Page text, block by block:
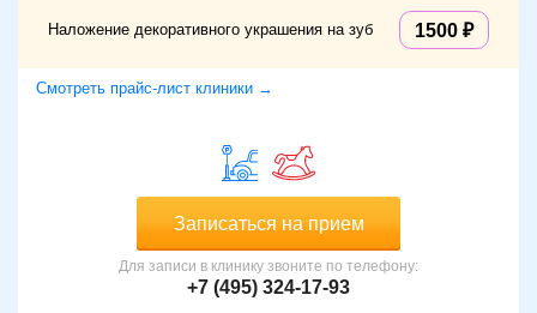
Наложение декоративного украшения на зуб 1500
Смотреть прайс-лист клиники →
Записаться на прием
Для записи в клинику звоните по телефону:
+7 (495) 324-17-93